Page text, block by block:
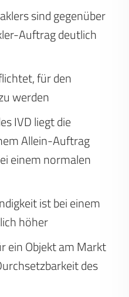
sind gegenüber
Auftrag deutlich
für den
werden
IVD liegt die
Allein-Auftrag
einem normalen
ist bei einem
höher
ein Objekt am Markt
des